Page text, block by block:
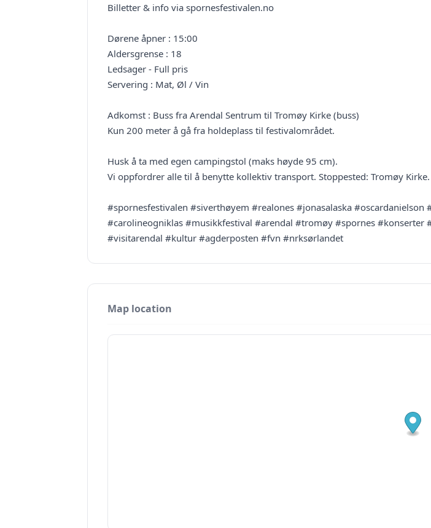
Billetter & info via spornesfestivalen.no
Dørene åpner : 15:00
Aldersgrense : 18
Ledsager - Full pris
Servering : Mat, Øl / Vin
Adkomst : Buss fra Arendal Sentrum til Tromøy Kirke (buss)
Kun 200 meter å gå fra holdeplass til festivalområdet.
Husk å ta med egen campingstol (maks høyde 95 cm).
Vi oppfordrer alle til å benytte kollektiv transport. Stoppested: Tromøy Kirke.
#spornesfestivalen #siverthøyem #realones #jonasalaska
#carolineogniklas #musikkfestival #arendal #tromøy #spornes
#visitarendal #kultur #agderposten #fvn #nrksørlandet
Map location